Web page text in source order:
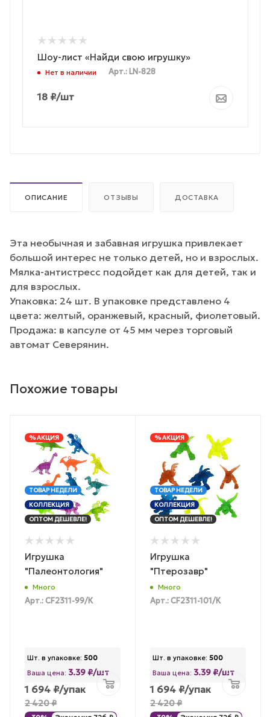
Шоу-лист «Найди свою игрушку»
Нет в наличии Арт.: LN-828
18 ₽/шт
ОПИСАНИЕ ОТЗЫВЫ ДОСТАВКА
Эта необычная и забавная игрушка привлекает
большой интерес не только детей, но и взрослых.
Мялка-антистресс подойдет как для детей, так и
для взрослых.
Упаковка: 24 шт. В упаковке представлено 4
цвета: желтый, оранжевый, красный, фиолетовый.
Продажа: в капсуле от 45 мм через торговый
автомат Северянин.
Похожие товары
% АКЦИЯ
ТОВАР НЕДЕЛИ
КОЛЛЕКЦИЯ
ОПТОМ ДЕШЕВЛЕ!
Игрушка
"Палеонтология"
Много
Арт.: CF2311-99/К
Шт. в упаковке: 500
Ваша цена: 3.39 ₽/шт
1 694 ₽/упак
2 420₽
% АКЦИЯ
ТОВАР НЕДЕЛИ
КОЛЛЕКЦИЯ
ОПТОМ ДЕШЕВЛЕ!
Игрушка
"Птерозавр"
Много
Арт.: CF2311-101/К
Шт. в упаковке: 500
Ваша цена: 3.39 ₽/шт
1 694 ₽/упак
2 420₽